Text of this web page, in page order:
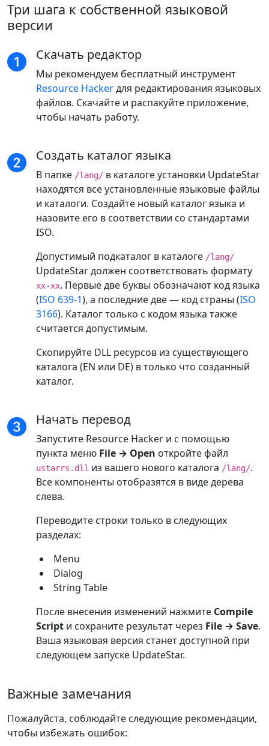
Три шага к собственной языковой
версии
Скачать редактор
Мы рекомендуем бесплатный инструмент
Resource Hackerдля редактирования языковых
файлов. Скачайте и распакуйте приложение,
чтобы начать работу.
Создать каталог языка
В папке /lang/ в каталоге установки UpdateStar
находятся все установленные языковые файлы
и каталоги. Создайте новый каталог языка и
назовите его в соответствии со стандартами
ISO.
Допустимый подкаталог в каталоге /lang/
UpdateStar должен соответствовать формату
xx-xx. Первые две буквы обозначают код языка
(ISO 639-1), а последние две — код страны (ISO
3166). Каталог только с кодом языка также
считается допустимым.
Скопируйте DLL ресурсов из существующего
каталога (EN или DE) в только что созданный
каталог.
Начать перевод
Запустите Resource Hacker и с помощью
пункта меню File → Open откройте файл
ustarrs.dll из вашего нового каталога /lang/.
Все компоненты отобразятся в виде дерева
слева.
Переводите строки только в следующих
разделах:
Menu
Dialog
String Table
После внесения изменений нажмите Compile
Script и сохраните результат через File → Save.
Ваша языковая версия станет доступной при
следующем запуске UpdateStar.
Важные замечания
Пожалуйста, соблюдайте следующие рекомендации,
чтобы избежать ошибок: